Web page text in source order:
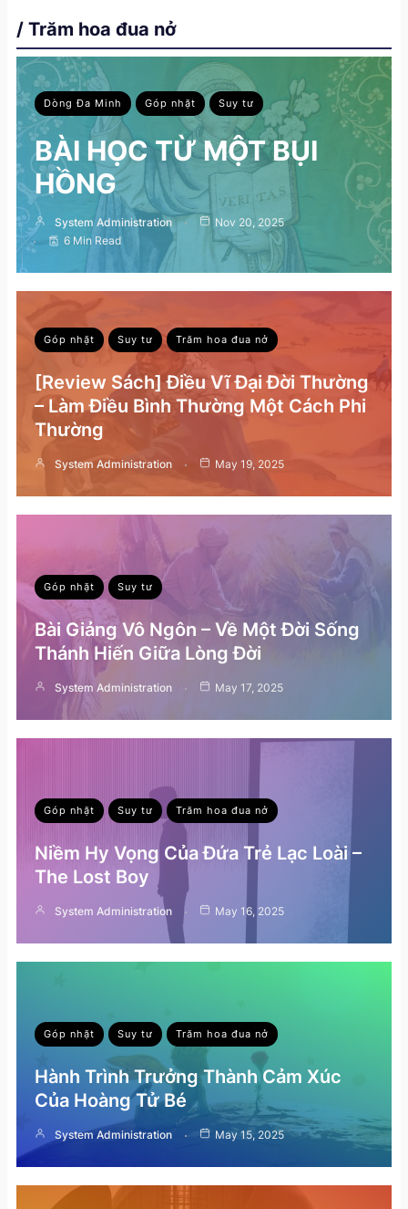
/ Trăm hoa đua nở
Dòng Đa Minh Góp nhặt Suy tư
BÀI HỌC TỪ MỘT BỤI
HỒNG
System Administration
Nov 20, 2025
6 Min Read
Góp nhặt Suy tư Trăm hoa đua nở
[Review Sách] Điều Vĩ Đại Đời Thường
– Làm Điều Bình Thường Một Cách Phi
Thường
System Administration May 19, 2025
Góp nhặt Suy tư
Bài Giảng Vô Ngôn – Về Một Đời Sống
Thánh Hiến Giữa Lòng Đời
System Administration May 17, 2025
Góp nhặt Suy tư Trăm hoa đua nở
Niềm Hy Vọng Của Đứa Trẻ Lạc Loài –
The Lost Boy
System Administration May 16, 2025
Góp nhặt Suy tư Trăm hoa đua nở
Hành Trình Trưởng Thành Cảm Xúc
Của Hoàng Tử Bé
System Administration May 15, 2025